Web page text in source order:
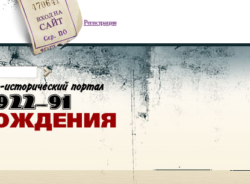
Регистрация